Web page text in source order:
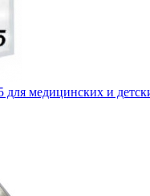
для медицинских и